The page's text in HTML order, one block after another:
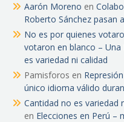
Aarón Moreno en
Roberto Sánchez pasan
No es por quienes
votaron en blanco – Una
es variedad ni calidad
Pamisforos en
único idioma válido
Cantidad no es variedad
en Elecciones en Perú –